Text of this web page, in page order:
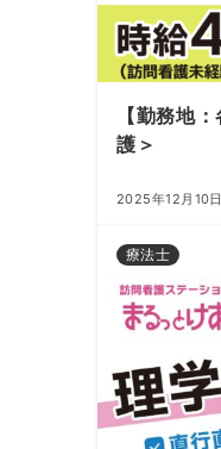
【勤務地
護＞
2025年12月10日
療法士